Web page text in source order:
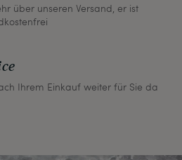
über unseren Versand, er ist
Ihrem Einkauf weiter für Sie da